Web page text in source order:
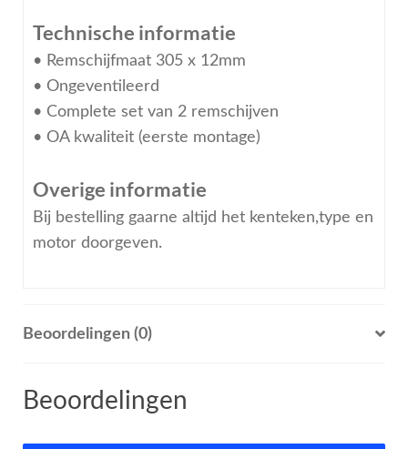
Technische informatie
• Remschijfmaat 305 x 12mm
• Ongeventileerd
• Complete set van 2 remschijven
• OA kwaliteit (eerste montage)
Overige informatie
Bij bestelling gaarne altijd het kenteken,type en
motor doorgeven.
Beoordelingen (0)
Beoordelingen